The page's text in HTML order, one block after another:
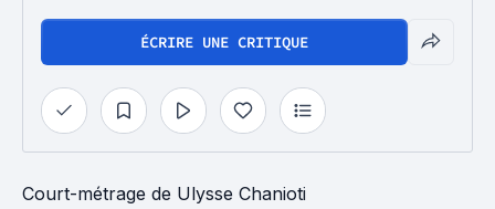
ÉCRIRE UNE CRITIQUE
Court-métrage de Ulysse Chanioti